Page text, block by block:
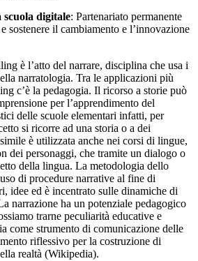
digitale: Partenariato permanente
sostenere il cambiamento e l’innovazione
è l’atto del narrare, disciplina che usa i
narratologia. Tra le applicazioni più
c’è la pedagogia. Il ricorso a storie può
per l’apprendimento del
delle scuole elementari infatti, per
si ricorre ad una storia o a dei
è utilizzata anche nei corsi di lingue,
dei personaggi, che tramite un dialogo o
della lingua. La metodologia dello
di procedure narrative al fine di
idee ed è incentrato sulle dinamiche di
narrazione ha un potenziale pedagogico
trarne peculiarità educative e
come strumento di comunicazione delle
riflessivo per la costruzione di
realtà (Wikipedia).